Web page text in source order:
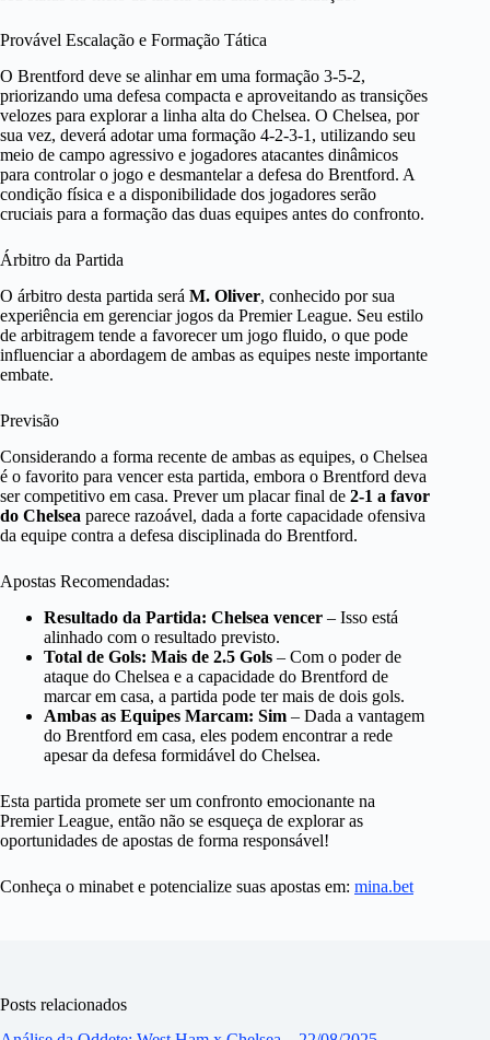
Provável Escalação e Formação Tática
O Brentford deve se alinhar em uma formação 3-5-2,
priorizando uma defesa compacta e aproveitando as transições
velozes para explorar a linha alta do Chelsea. O Chelsea, por
sua vez, deverá adotar uma formação 4-2-3-1, utilizando seu
meio de campo agressivo e jogadores atacantes dinâmicos
para controlar o jogo e desmantelar a defesa do Brentford. A
condição física e a disponibilidade dos jogadores serão
cruciais para a formação das duas equipes antes do confronto.
Árbitro da Partida
O árbitro desta partida será M. Oliver, conhecido por sua
experiência em gerenciar jogos da Premier League. Seu estilo
de arbitragem tende a favorecer um jogo fluido, o que pode
influenciar a abordagem de ambas as equipes neste importante
embate.
Previsão
Considerando a forma recente de ambas as equipes, o Chelsea
é o favorito para vencer esta partida, embora o Brentford deva
ser competitivo em casa. Prever um placar final de 2-1 a favor
do Chelsea parece razoável, dada a forte capacidade ofensiva
da equipe contra a defesa disciplinada do Brentford.
Apostas Recomendadas:
Resultado da Partida: Chelsea vencer – Isso está
alinhado com o resultado previsto.
Total de Gols: Mais de 2.5 Gols – Com o poder de
ataque do Chelsea e a capacidade do Brentford de
marcar em casa, a partida pode ter mais de dois gols.
Ambas as Equipes Marcam: Sim – Dada a vantagem
do Brentford em casa, eles podem encontrar a rede
apesar da defesa formidável do Chelsea.
Esta partida promete ser um confronto emocionante na
Premier League, então não se esqueça de explorar as
oportunidades de apostas de forma responsável!
Conheça o minabet e potencialize suas apostas em: mina.bet
Posts relacionados